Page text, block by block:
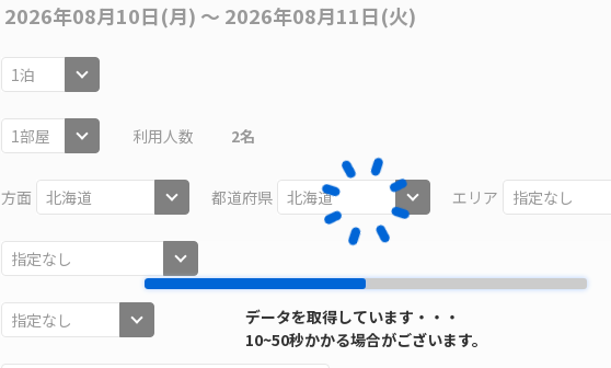
データを取得しています・・・
10~50秒かかる場合がございます。
2026年08月10日(月) 〜 2026年08月11日(火)
利用人数 2名
方面 都道府県 エリア